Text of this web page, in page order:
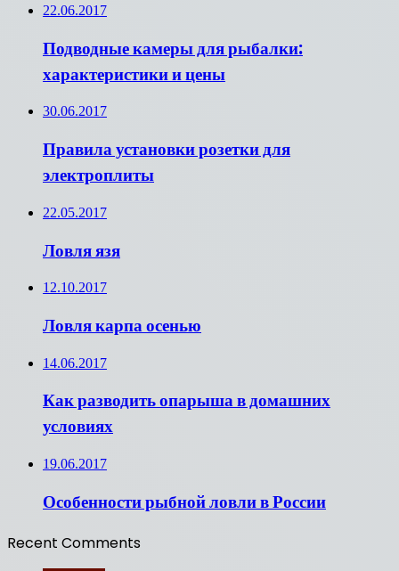
22.06.2017
Подводные камеры для рыбалки:
характеристики и цены
30.06.2017
Правила установки розетки для
электроплиты
22.05.2017
Ловля язя
12.10.2017
Ловля карпа осенью
14.06.2017
Как разводить опарыша в домашних
условиях
19.06.2017
Особенности рыбной ловли в России
Recent Comments